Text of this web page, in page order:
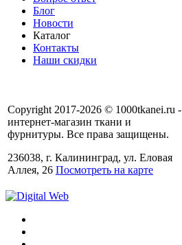
Блог
Новости
Каталог
Контакты
Наши скидки
Copyright 2017-2026 © 1000tkanei.ru -
интернет-магазин ткани и
фурнитуры. Все права защищены.
236038, г. Калининград, ул. Еловая
Аллея, 26 Посмотреть на карте